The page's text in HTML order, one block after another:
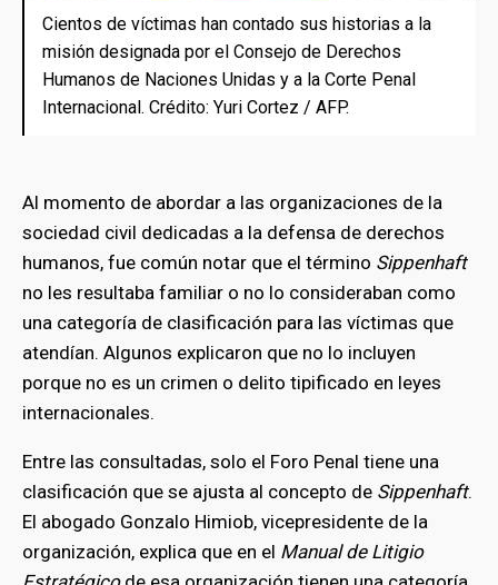
Cientos de víctimas han contado sus historias a la
misión designada por el Consejo de Derechos
Humanos de Naciones Unidas y a la Corte Penal
Internacional. Crédito: Yuri Cortez / AFP.
Al momento de abordar a las organizaciones de la
sociedad civil dedicadas a la defensa de derechos
humanos, fue común notar que el término Sippenhaft
no les resultaba familiar o no lo consideraban como
una categoría de clasificación para las víctimas que
atendían. Algunos explicaron que no lo incluyen
porque no es un crimen o delito tipificado en leyes
internacionales.
Entre las consultadas, solo el Foro Penal tiene una
clasificación que se ajusta al concepto de Sippenhaft.
El abogado Gonzalo Himiob, vicepresidente de la
organización, explica que en el Manual de Litigio